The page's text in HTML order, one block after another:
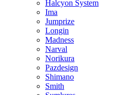
Halcyon System
Ima
Jumprize
Longin
Madness
Narval
Norikura
Pazdesign
Shimano
Smith